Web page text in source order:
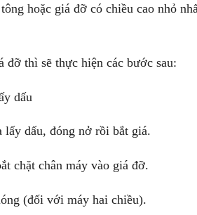
hoặc giá đỡ có chiều cao nhỏ
thì sẽ thực hiện các bước sau:
dấu
dấu, đóng nở rồi bắt giá.
chân máy vào giá đỡ.
(đối với máy hai chiều).